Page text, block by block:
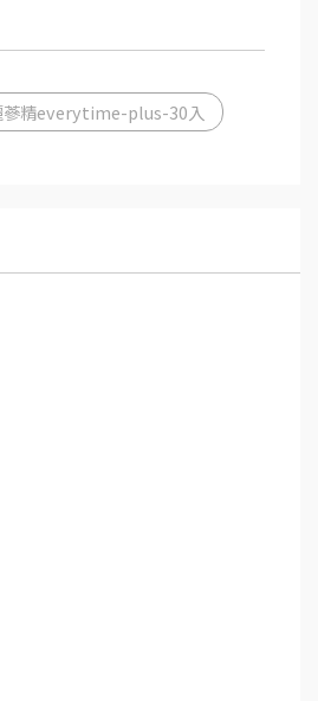
蔘精everytime-plus-30入